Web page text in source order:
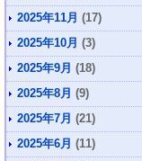
2025年11月 (17)
2025年10月 (3)
2025年9月 (18)
2025年8月 (9)
2025年7月 (21)
2025年6月 (11)